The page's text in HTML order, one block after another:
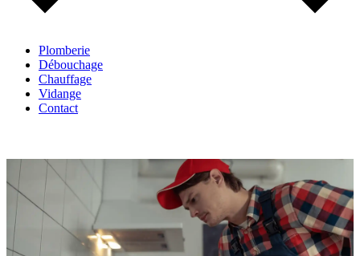
Plomberie
Débouchage
Chauffage
Vidange
Contact